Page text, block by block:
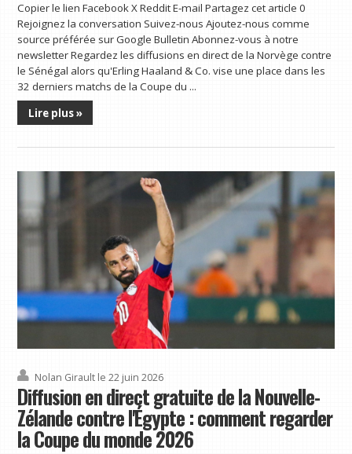
Copier le lien Facebook X Reddit E-mail Partagez cet article 0
Rejoignez la conversation Suivez-nous Ajoutez-nous comme
source préférée sur Google Bulletin Abonnez-vous à notre
newsletter Regardez les diffusions en direct de la Norvège contre
le Sénégal alors qu'Erling Haaland & Co. vise une place dans les
32 derniers matchs de la Coupe du ...
Lire plus »
Nolan Girault le 22 juin 2026
Diffusion en direct gratuite de la Nouvelle-
Zélande contre l'Égypte : comment regarder
la Coupe du monde 2026